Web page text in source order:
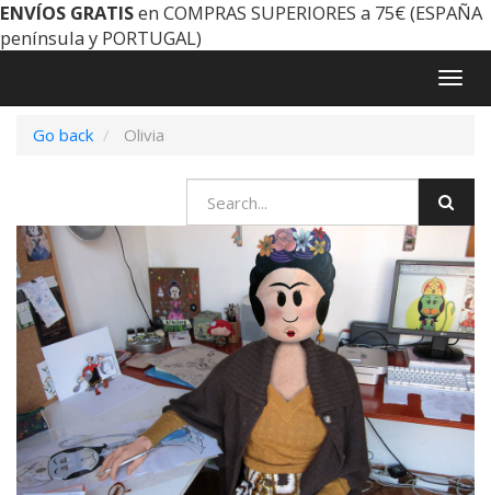
ENVÍOS GRATISen COMPRAS SUPERIORES a 75€ (ESPAÑA
península y PORTUGAL)
Go back
Olivia